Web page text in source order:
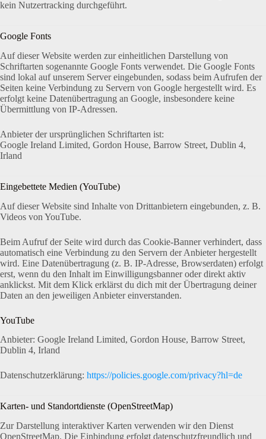
kein Nutzertracking durchgeführt.
Google Fonts
Auf dieser Website werden zur einheitlichen Darstellung von
Schriftarten sogenannte Google Fonts verwendet. Die Google Fonts
sind lokal auf unserem Server eingebunden, sodass beim Aufrufen der
Seiten keine Verbindung zu Servern von Google hergestellt wird. Es
erfolgt keine Datenübertragung an Google, insbesondere keine
Übermittlung von IP-Adressen.
Anbieter der ursprünglichen Schriftarten ist:
Google Ireland Limited, Gordon House, Barrow Street, Dublin 4,
Irland
Eingebettete Medien (YouTube)
Auf dieser Website sind Inhalte von Drittanbietern eingebunden, z. B.
Videos von YouTube.
Beim Aufruf der Seite wird durch das Cookie-Banner verhindert, dass
automatisch eine Verbindung zu den Servern der Anbieter hergestellt
wird. Eine Datenübertragung (z. B. IP-Adresse, Browserdaten) erfolgt
erst, wenn du den Inhalt im Einwilligungsbanner oder direkt aktiv
anklickst. Mit dem Klick erklärst du dich mit der Übertragung deiner
Daten an den jeweiligen Anbieter einverstanden.
YouTube
Anbieter: Google Ireland Limited, Gordon House, Barrow Street,
Dublin 4, Irland
Datenschutzerklärung: https://policies.google.com/privacy?hl=de
Karten- und Standortdienste (OpenStreetMap)
Zur Darstellung interaktiver Karten verwenden wir den Dienst
OpenStreetMap. Die Einbindung erfolgt datenschutzfreundlich und